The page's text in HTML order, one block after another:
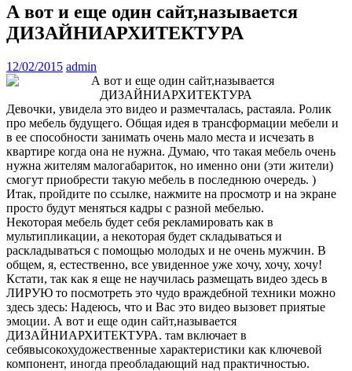
А вот и еще один сайт,называется
ДИЗАЙНИАРХИТЕКТУРА
12/02/2015 admin
Девочки, увидела это видео и размечталась, растаяла. Ролик
про мебель будущего. Общая идея в трансформации мебели и
в ее способности занимать очень мало места и исчезать в
квартире когда она не нужна. Думаю, что такая мебель очень
нужна жителям малогабариток, но именно они (эти жители)
смогут приобрести такую мебель в последнюю очередь. )
Итак, пройдите по ссылке, нажмите на просмотр и на экране
просто будут меняться кадры с разной мебелью.
Некоторая мебель будет себя рекламировать как в
мультипликации, а некоторая будет складываться и
раскладываться с помощью молодых и не очень мужчин. В
общем, я, естественно, все увиденное уже хочу, хочу, хочу!
Кстати, так как я еще не научилась размещать видео здесь в
ЛИРУЮ то посмотреть это чудо враждебной техники можно
здесь здесь: Надеюсь, что и Вас это видео вызовет приятые
эмоции. А вот и еще один сайт,называется
ДИЗАЙНИАРХИТЕКТУРА. там включает в
себявысокохудожественные характеристики как ключевой
компонент, иногда преобладающий над практичностью.